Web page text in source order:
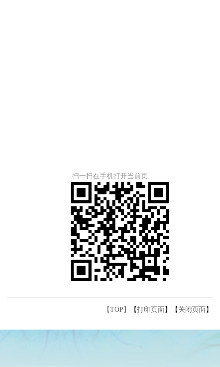
扫一扫在手机打开当前页
【TOP】 【打印页面 】【 关闭页面 】